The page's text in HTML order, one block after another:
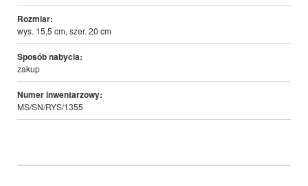
Rozmiar:
wys. 15,5 cm, szer. 20 cm
Sposób nabycia:
zakup
Numer inwentarzowy:
MS/SN/RYS/1355